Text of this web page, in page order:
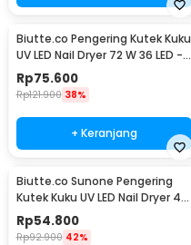
Biutte.co Pengering Kutek Kuku
UV LED Nail Dryer 72 W 36 LED -
SUN X5 Plus
Rp75.600
Rp121.900 38%
+ Keranjang
Biutte.co Sunone Pengering
Kutek Kuku UV LED Nail Dryer 48
W - CN48W
Rp54.800
Rp92.900 42%